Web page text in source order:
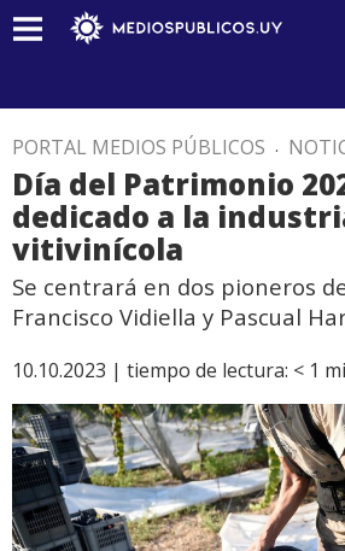
PORTAL MEDIOS PÚBLICOS .
Día del Patrimonio
dedicado a la
vitivinícola
Se centrará en dos pioneros
Francisco Vidiella y Pascual
10.10.2023 | tiempo de lectura: < 1